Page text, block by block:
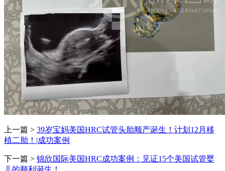
上一篇 > 39岁宝妈美国HRC试管头胎顺产诞生！计划12月移
植二胎！|成功案例
下一篇 > 锦欣国际美国HRC成功案例：见证15个美国试管婴
儿的顺利诞生！